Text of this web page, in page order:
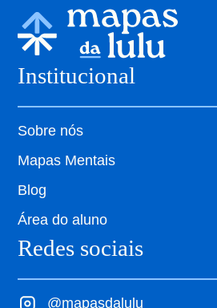
Institucional
Sobre nós
Mapas Mentais
Blog
Área do aluno
Redes sociais
@mapasdalulu